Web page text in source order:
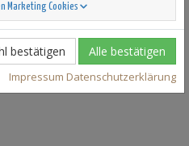
Marketing Cookies
bestätigen Alle bestätigen
Impressum Datenschutzerklärung